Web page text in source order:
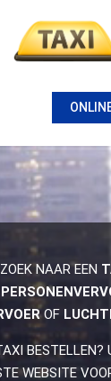
NAAR EEN
OF
BESTELLEN?
WEBSITE